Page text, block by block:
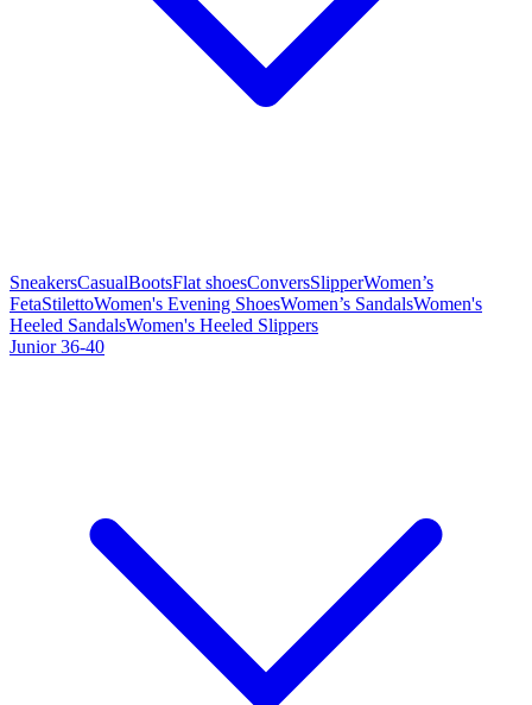
SneakersCasualBootsFlat shoesConversSlipperWomen’s
FetaStilettoWomen's Evening ShoesWomen’s SandalsWomen's
Heeled SandalsWomen's Heeled Slippers
Junior 36-40